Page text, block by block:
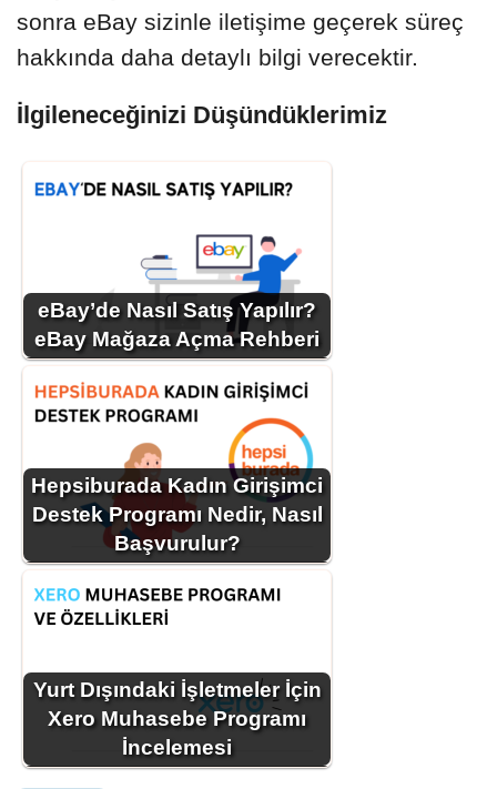
sonra eBay sizinle iletişime geçerek süreç
hakkında daha detaylı bilgi verecektir.
İlgileneceğinizi Düşündüklerimiz
eBay’de Nasıl Satış Yapılır?
eBay Mağaza Açma Rehberi
Hepsiburada Kadın Girişimci
Destek Programı Nedir, Nasıl
Başvurulur?
Yurt Dışındaki İşletmeler İçin
Xero Muhasebe Programı
İncelemesi